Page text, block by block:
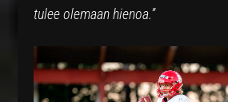
tulee olemaan hienoa.”